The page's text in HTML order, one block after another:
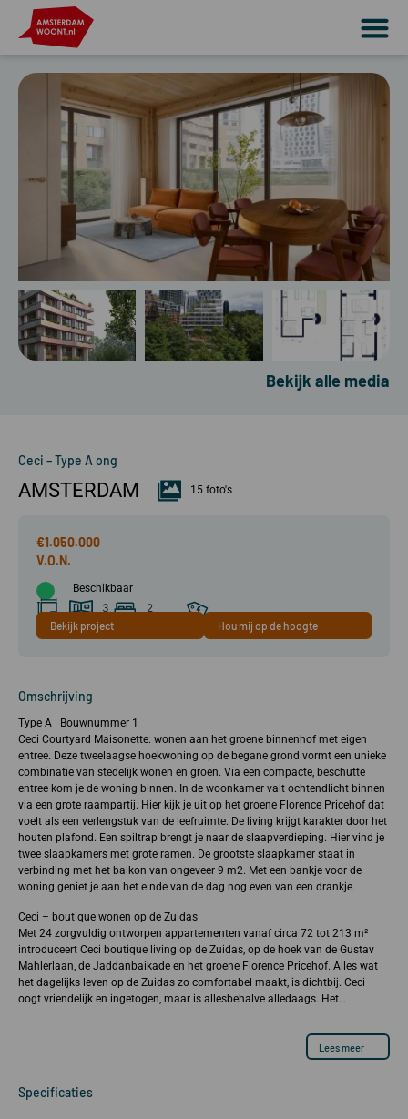
Bekijk alle media
Ceci – Type A ong
AMSTERDAM 15 foto's
€1.050.000
Beschikbaar
85 m²
3
kamer(s)
2
Bekijk project Hou mij op de hoogte
Omschrijving
Type A | Bouwnummer 1
Ceci Courtyard Maisonette: wonen aan het groene binnenhof met eigen
entree. Deze tweelaagse hoekwoning op de begane grond vormt een unieke
combinatie van stedelijk wonen en groen. Via een compacte, beschutte
entree kom je de woning binnen. In de woonkamer valt ochtendlicht binnen
via een grote raampartij. Hier kijk je uit op het groene Florence Pricehof dat
voelt als een verlengstuk van de leefruimte. De living krijgt karakter door het
houten plafond. Een spiltrap brengt je naar de slaapverdieping. Hier vind je
twee slaapkamers met grote ramen. De grootste slaapkamer staat in
verbinding met het balkon van ongeveer 9 m2. Met een bankje voor de
woning geniet je aan het einde van de dag nog even van een drankje.
Ceci – boutique wonen op de Zuidas
Met 24 zorgvuldig ontworpen appartementen vanaf circa 72 tot 213 m²
introduceert Ceci boutique living op de Zuidas, op de hoek van de Gustav
Mahlerlaan, de Jaddanbaikade en het groene Florence Pricehof. Alles wat
het dagelijks leven op de Zuidas zo comfortabel maakt, is dichtbij. Ceci
oogt vriendelijk en ingetogen, maar is allesbehalve alledaags. Het…
Lees meer
Specificaties